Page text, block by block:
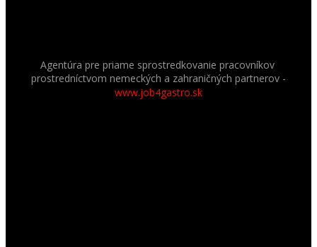
Agentúra pre priame sprostredkovanie pracovníkov
prostredníctvom nemeckých a zahraničných partnerov -
www.job4gastro.sk